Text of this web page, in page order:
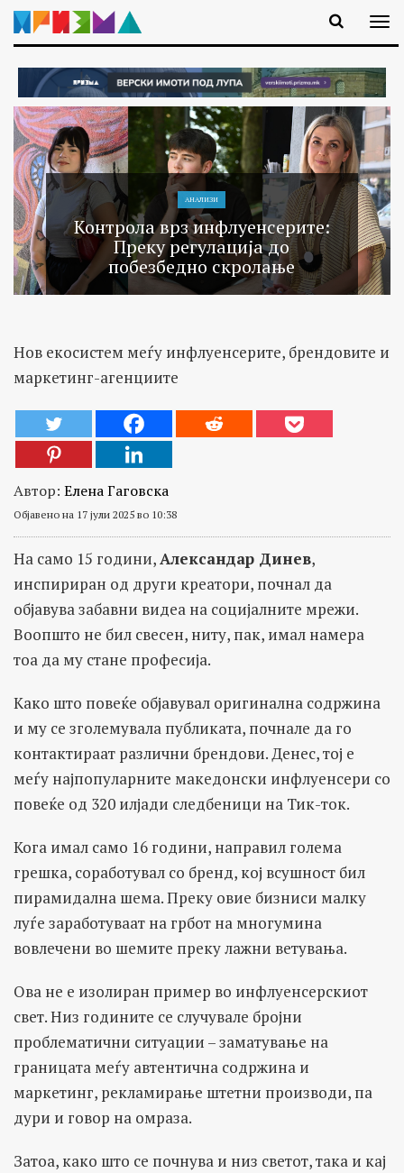
АНАЛИЗИ
Контрола врз инфлуенсерите:
Преку регулација до
побезбедно скролање
Нов екосистем меѓу инфлуенсерите, брендовите и
маркетинг-агенциите
Автор: Елена Гаговска
Објавено на 17 јули 2025 во 10:38
На само 15 години,Александар Динев,
инспириран од други креатори, почнал да
објавува забавни видеа на социјалните мрежи.
Воопшто не бил свесен, ниту, пак, имал намера
тоа да му стане професија.
Како што повеќе објавувал оригинална содржина
и му се зголемувала публиката, почнале да го
контактираат различни брендови. Денес, тој е
меѓу најпопуларните македонски инфлуенсери со
повеќе од 320 илјади следбеници на Тик-ток.
Кога имал само 16 години, направил голема
грешка, соработувал со бренд, кој всушност бил
пирамидална шема. Преку овие бизниси малку
луѓе заработуваат на грбот на многумина
вовлечени во шемите преку лажни ветувања.
Ова не е изолиран пример во инфлуенсерскиот
свет. Низ годините се случувале бројни
проблематични ситуации – заматување на
границата меѓу автентична содржина и
маркетинг, рекламирање штетни производи, па
дури и говор на омраза.
Затоа, како што се почнува и низ светот, така и кај